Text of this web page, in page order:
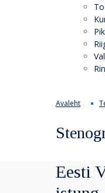
Avaleht
Eesti